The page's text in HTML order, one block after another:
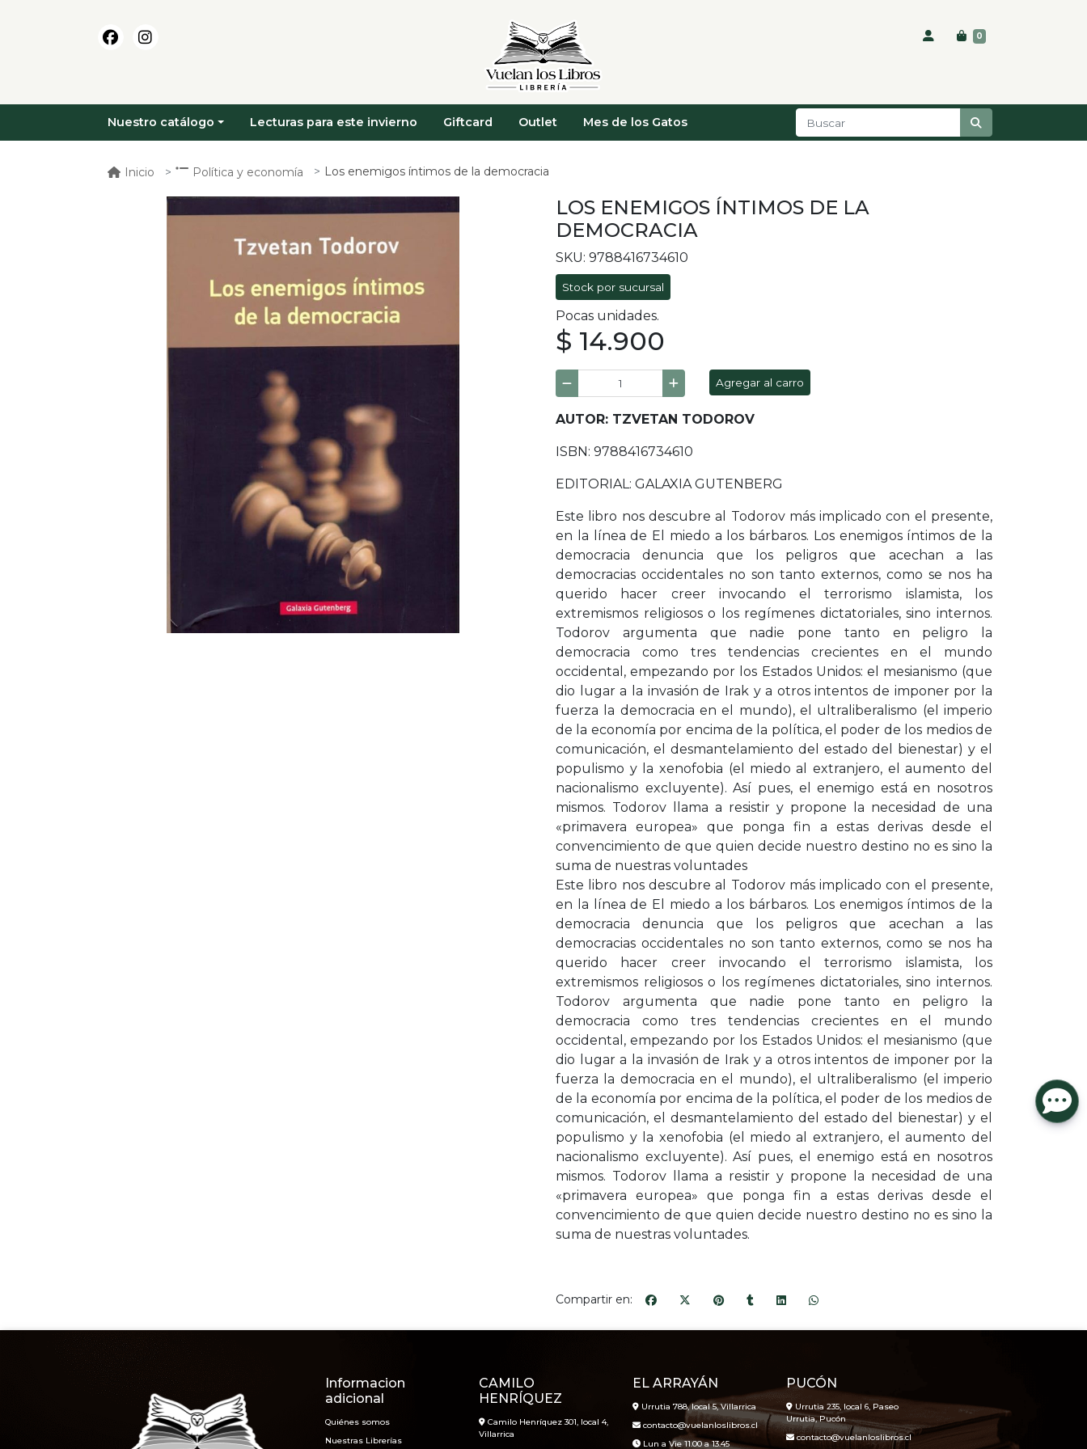
0
Nuestro catálogo Lecturas para este invierno Giftcard Outlet Mes de los Gatos
Inicio Política y economía Los enemigos íntimos de la democracia
LOS ENEMIGOS ÍNTIMOS DE LA
DEMOCRACIA
SKU: 9788416734610
Stock por sucursal
Pocas unidades.
$ 14.900
Agregar al carro
AUTOR: TZVETAN TODOROV
ISBN: 9788416734610
EDITORIAL: GALAXIA GUTENBERG
Este libro nos descubre al Todorov más implicado con el presente,
en la línea de El miedo a los bárbaros. Los enemigos íntimos de la
democracia denuncia que los peligros que acechan a las
democracias occidentales no son tanto externos, como se nos ha
querido hacer creer invocando el terrorismo islamista, los
extremismos religiosos o los regímenes dictatoriales, sino internos.
Todorov argumenta que nadie pone tanto en peligro la
democracia como tres tendencias crecientes en el mundo
occidental, empezando por los Estados Unidos: el mesianismo (que
dio lugar a la invasión de Irak y a otros intentos de imponer por la
fuerza la democracia en el mundo), el ultraliberalismo (el imperio
de la economía por encima de la política, el poder de los medios de
comunicación, el desmantelamiento del estado del bienestar) y el
populismo y la xenofobia (el miedo al extranjero, el aumento del
nacionalismo excluyente). Así pues, el enemigo está en nosotros
mismos. Todorov llama a resistir y propone la necesidad de una
«primavera europea» que ponga fin a estas derivas desde el
convencimiento de que quien decide nuestro destino no es sino la
suma de nuestras voluntades
Este libro nos descubre al Todorov más implicado con el presente,
en la línea de El miedo a los bárbaros. Los enemigos íntimos de la
democracia denuncia que los peligros que acechan a las
democracias occidentales no son tanto externos, como se nos ha
querido hacer creer invocando el terrorismo islamista, los
extremismos religiosos o los regímenes dictatoriales, sino internos.
Todorov argumenta que nadie pone tanto en peligro la
democracia como tres tendencias crecientes en el mundo
occidental, empezando por los Estados Unidos: el mesianismo (que
dio lugar a la invasión de Irak y a otros intentos de imponer por la
fuerza la democracia en el mundo), el ultraliberalismo (el imperio
de la economía por encima de la política, el poder de los medios de
comunicación, el desmantelamiento del estado del bienestar) y el
populismo y la xenofobia (el miedo al extranjero, el aumento del
nacionalismo excluyente). Así pues, el enemigo está en nosotros
mismos. Todorov llama a resistir y propone la necesidad de una
«primavera europea» que ponga fin a estas derivas desde el
convencimiento de que quien decide nuestro destino no es sino la
suma de nuestras voluntades.
Compartir en:
Informacion
adicional
Quiénes somos
Nuestras Librerías
CAMILO
HENRÍQUEZ
Camilo Henríquez 301, local 4,
Villarrica
EL ARRAYÁN
Urrutia 788, local 5, Villarrica
contacto@vuelanloslibros.cl
Lun a Vie 11.00 a 13.45
PUCÓN
Urrutia 235, local 6, Paseo
Urrutia, Pucón
contacto@vuelanloslibros.cl